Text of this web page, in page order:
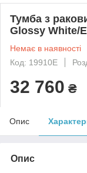
Тумба з
Glossy White/
Немає в наявності
Код: 19910E
32 760 ₴
Опис
Опис